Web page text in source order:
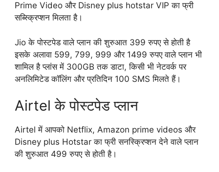
Prime Video और Disney plus hotstar VIP का फ्री
सब्स्क्रिप्शन मिलता है।
Jio के पोस्टपेड वाले प्लान की शुरुआत 399 रुपए से होती है
इसके अलावा 599, 799, 999 और 1499 रुपए वाले प्लान भी
शामिल है प्लांस में 300GB तक डाटा, किसी भी नेटवर्क पर
अनलिमिटेड कॉलिंग और प्रतिदिन 100 SMS मिलते हैं।
Airtel के पोस्टपेड प्लान
Airtel में आपको Netflix, Amazon prime videos और
Disney plus Hotstar का फ्री सनस्क्रिप्शन देने वाले प्लान
की शुरुआत 499 रुपए से होती है।